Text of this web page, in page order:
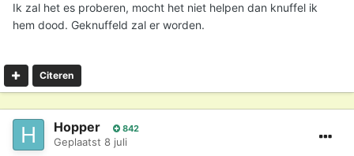
Ik zal het es proberen, mocht het niet helpen dan knuffel ik
hem dood. Geknuffeld zal er worden.
Citeren
Hopper 842
Geplaatst 8 juli